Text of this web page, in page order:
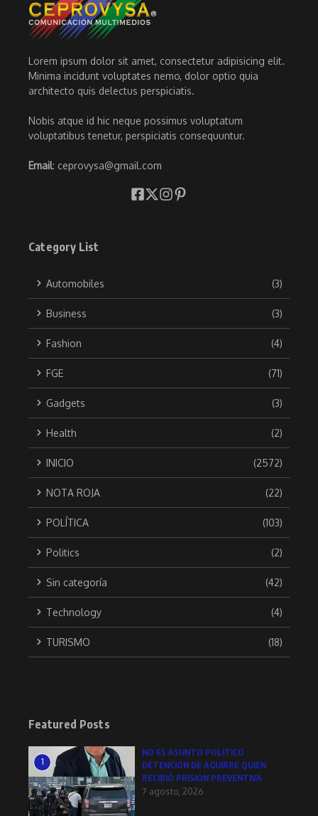
Lorem ipsum dolor sit amet, consectetur adipisicing elit.
Minima incidunt voluptates nemo, dolor optio quia
architecto quis delectus perspiciatis.
Nobis atque id hic neque possimus voluptatum
voluptatibus tenetur, perspiciatis consequuntur.
Email: ceprovysa@gmail.com
Category List
Automobiles (3)
Business (3)
Fashion (4)
FGE (71)
Gadgets (3)
Health (2)
INICIO (2572)
NOTA ROJA (22)
POLÍTICA (103)
Politics (2)
Sin categoría (42)
Technology (4)
TURISMO (18)
Featured Posts
1
NO ES ASUNTO POLÍTICO
DETENCIÓN DE AGUIRRE QUIEN
RECIBIÓ PRISIÓN PREVENTIVA
7 agosto, 2026